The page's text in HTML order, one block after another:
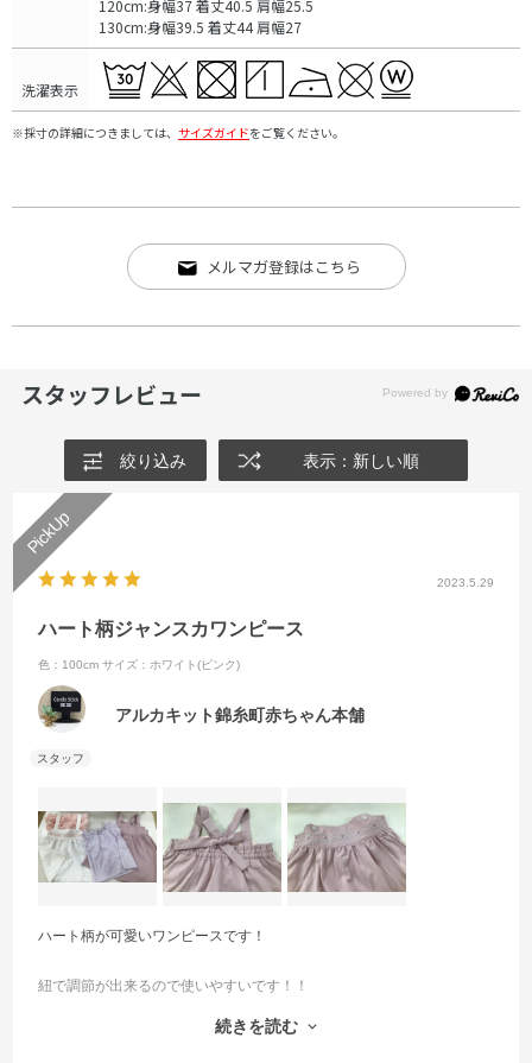
120cm:身幅37 着丈40.5 肩幅25.5
130cm:身幅39.5 着丈44 肩幅27
洗濯表示
※採寸の詳細につきましては、 サイズガイドをご覧ください。
メルマガ登録はこちら
スタッフレビュー
絞り込み 表示：新しい順
2023.5.29
ハート柄ジャンスカワンピース
色：100cm サイズ：ホワイト(ピンク)
アルカキット錦糸町赤ちゃん本舗
ハート柄が可愛いワンピースです！
紐で調節が出来るので使いやすいです！！
シャツとワンピースは取り外し可能で、別々のコーデで組み合わせて
続きを読む